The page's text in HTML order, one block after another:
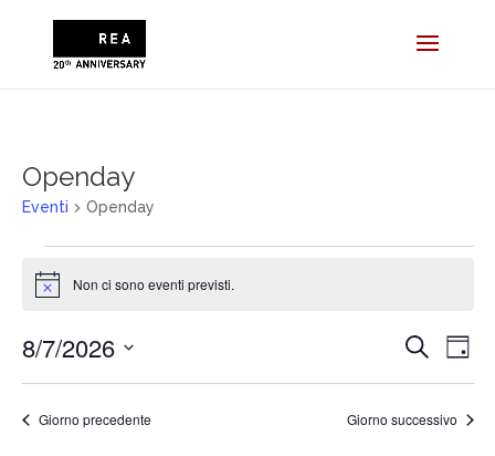
Openday
Eventi Openday
Eventi
for
Agosto
2026
Notice Non ci sono eventi previsti.
Eventi
Ricerca
e
viste
Cerca
8/7/2026
data.Giorno precedente Giorno successivo